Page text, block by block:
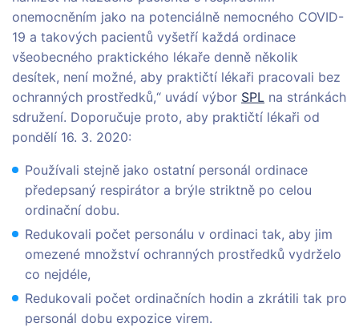
onemocněním jako na potenciálně nemocného COVID-
19 a takových pacientů vyšetří každá ordinace
všeobecného praktického lékaře denně několik
desítek, není možné, aby praktičtí lékaři pracovali bez
ochranných prostředků,“ uvádí výbor SPL na stránkách
sdružení. Doporučuje proto, aby praktičtí lékaři od
pondělí 16. 3. 2020:
Používali stejně jako ostatní personál ordinace
předepsaný respirátor a brýle striktně po celou
ordinační dobu.
Redukovali počet personálu v ordinaci tak, aby jim
omezené množství ochranných prostředků vydrželo
co nejdéle,
Redukovali počet ordinačních hodin a zkrátili tak pro
personál dobu expozice virem.